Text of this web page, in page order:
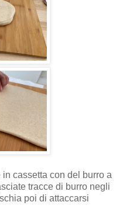
cassetta con del burro a
tracce di burro negli
poi di attaccarsi